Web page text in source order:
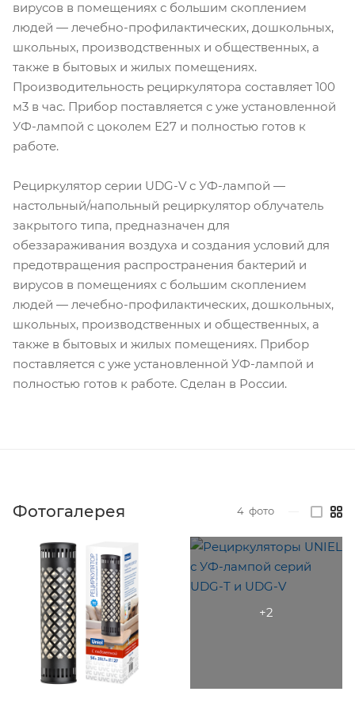
вирусов в помещениях с большим скоплением
людей — лечебно-профилактических, дошкольных,
школьных, производственных и общественных, а
также в бытовых и жилых помещениях.
Производительность рециркулятора составляет 100
м3 в час. Прибор поставляется с уже установленной
УФ-лампой с цоколем Е27 и полностью готов к
работе.
Рециркулятор серии UDG-V с УФ-лампой —
настольный/напольный рециркулятор облучатель
закрытого типа, предназначен для
обеззараживания воздуха и создания условий для
предотвращения распространения бактерий и
вирусов в помещениях с большим скоплением
людей — лечебно-профилактических, дошкольных,
школьных, производственных и общественных, а
также в бытовых и жилых помещениях. Прибор
поставляется с уже установленной УФ-лампой и
полностью готов к работе. Сделан в России.
Фотогалерея 4 фото